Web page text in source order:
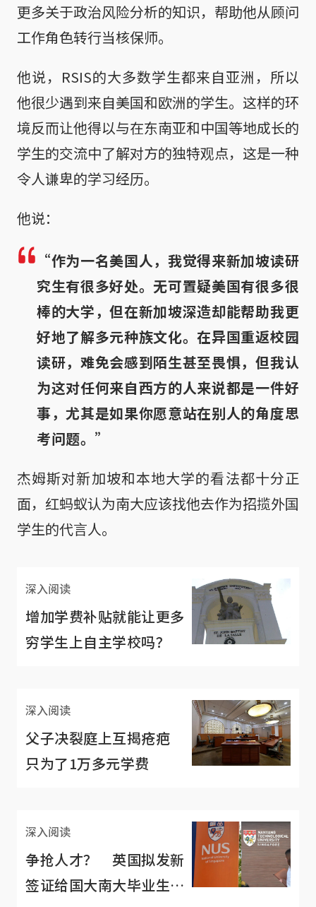
更多关于政治风险分析的知识，帮助他从顾问
工作角色转行当核保师。
他说，RSIS的大多数学生都来自亚洲，所以
他很少遇到来自美国和欧洲的学生。这样的环
境反而让他得以与在东南亚和中国等地成长的
学生的交流中了解对方的独特观点，这是一种
令人谦卑的学习经历。
他说：
“作为一名美国人，我觉得来新加坡读研
究生有很多好处。无可置疑美国有很多很
棒的大学，但在新加坡深造却能帮助我更
好地了解多元种族文化。在异国重返校园
读研，难免会感到陌生甚至畏惧，但我认
为这对任何来自西方的人来说都是一件好
事，尤其是如果你愿意站在别人的角度思
考问题。”
杰姆斯对新加坡和本地大学的看法都十分正
面，红蚂蚁认为南大应该找他去作为招揽外国
学生的代言人。
深入阅读
增加学费补贴就能让更多
穷学生上自主学校吗？
深入阅读
父子决裂庭上互揭疮疤
只为了1万多元学费
深入阅读
争抢人才？ 英国拟发新
签证给国大南大毕业生：